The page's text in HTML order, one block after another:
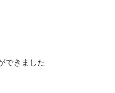
できました